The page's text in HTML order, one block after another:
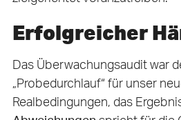
Erfolgreicher
Das Überwachungsaudit war
„Probedurchlauf“ für unser
Realbedingungen, das